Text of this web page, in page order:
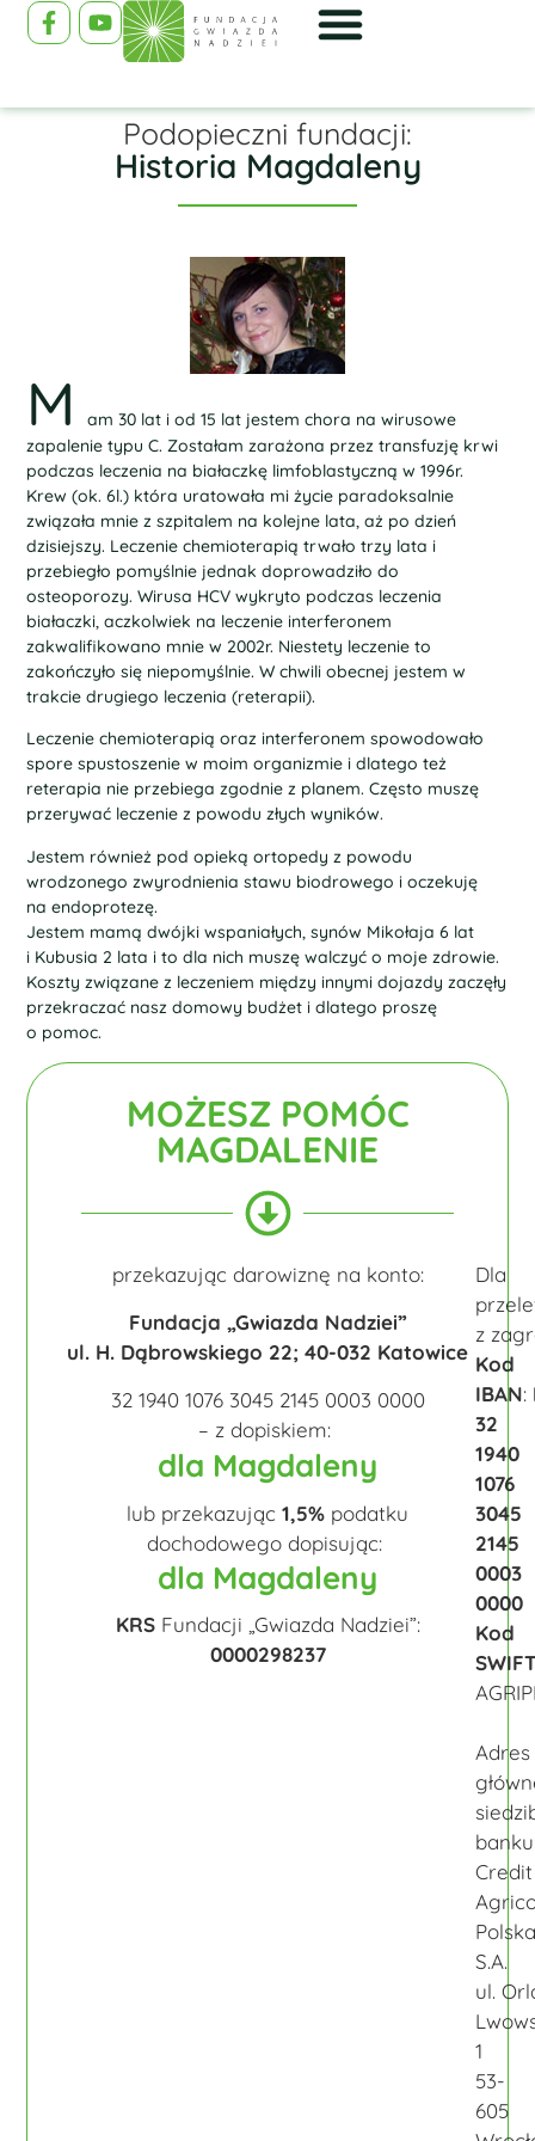
Podopieczni fundacji:
Historia Magdaleny
M
am 30 lat i od 15 lat jestem chora na wirusowe
zapalenie typu C. Zostałam zarażona przez transfuzję krwi
podczas leczenia na białaczkę limfoblastyczną w 1996r.
Krew (ok. 6l.) która uratowała mi życie paradoksalnie
związała mnie z szpitalem na kolejne lata, aż po dzień
dzisiejszy. Leczenie chemioterapią trwało trzy lata i
przebiegło pomyślnie jednak doprowadziło do
osteoporozy. Wirusa HCV wykryto podczas leczenia
białaczki, aczkolwiek na leczenie interferonem
zakwalifikowano mnie w 2002r. Niestety leczenie to
zakończyło się niepomyślnie. W chwili obecnej jestem w
trakcie drugiego leczenia (reterapii).
Leczenie chemioterapią oraz interferonem spowodowało
spore spustoszenie w moim organizmie i dlatego też
reterapia nie przebiega zgodnie z planem. Często muszę
przerywać leczenie z powodu złych wyników.
Jestem również pod opieką ortopedy z powodu
wrodzonego zwyrodnienia stawu biodrowego i oczekuję
na endoprotezę.
Jestem mamą dwójki wspaniałych, synów Mikołaja 6 lat
i Kubusia 2 lata i to dla nich muszę walczyć o moje zdrowie.
Koszty związane z leczeniem między innymi dojazdy zaczęły
przekraczać nasz domowy budżet i dlatego proszę
o pomoc.
MOŻESZ POMÓC
MAGDALENIE
przekazując darowiznę na konto:
Fundacja „Gwiazda Nadziei”
ul. H. Dąbrowskiego 22; 40-032 Katowice
32 1940 1076 3045 2145 0003 0000
– z dopiskiem:
dla Magdaleny
lub przekazując 1,5% podatku
dochodowego dopisując:
dla Magdaleny
KRSFundacji „Gwiazda Nadziei”:
0000298237
Dla
z
Kod
IBAN:
32
1940
1076
3045
2145
0003
0000
Kod
Adres
Credit
Polska
S.A.
ul.
1
53-
605